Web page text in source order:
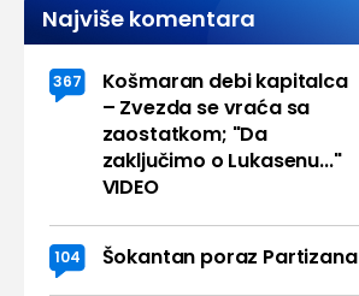
Najviše komentara
367
Košmaran debi kapitalca
– Zvezda se vraća sa
zaostatkom; "Da
zaključimo o Lukasenu..."
VIDEO
104 Šokantan poraz Partizana